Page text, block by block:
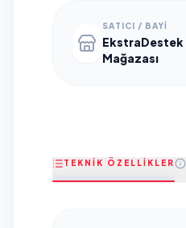
SATICI / BAYI
EkstraDestek
Mağazası
TEKNİK ÖZELLİKLER